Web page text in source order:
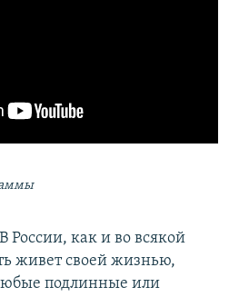
В России, как и во всякой
живет своей жизнью,
подлинные или